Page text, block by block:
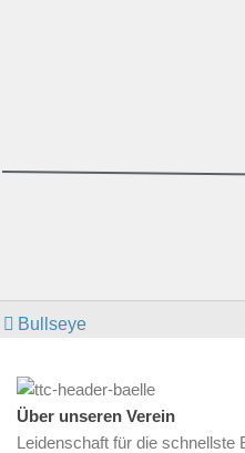
Bullseye
Über unseren Verein
Leidenschaft für die schnellste